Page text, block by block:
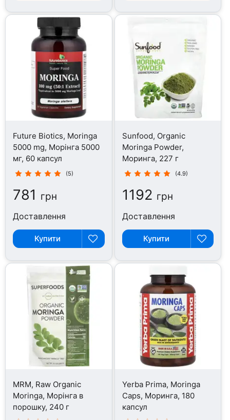
Future Biotics, Moringa
5000 mg, Морінга 5000
мг, 60 капсул
(5)
781 грн
Доставлення
Купити
Sunfood, Organic
Moringa Powder,
Моринга, 227 г
(4.9)
1192 грн
Доставлення
Купити
MRM, Raw Organic
Moringa, Морінга в
порошку, 240 г
Yerba Prima, Moringa
Caps, Моринга, 180
капсул